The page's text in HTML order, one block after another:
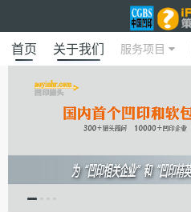
首页 关于我们 服务项目